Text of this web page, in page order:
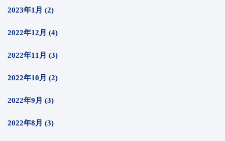
2023年1月 (2)
2022年12月 (4)
2022年11月 (3)
2022年10月 (2)
2022年9月 (3)
2022年8月 (3)